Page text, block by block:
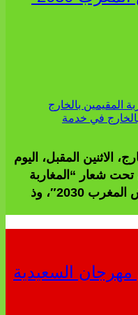
الاثنين المقبل، اليوم
تحت شعار “المغاربة
2030″، وذ
مهرجان السعيدية